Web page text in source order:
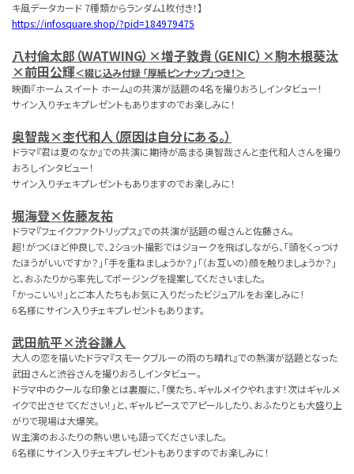
キ風データカード 7種類からランダム1枚付き！】
https://infosquare.shop/?pid=184979475
八村倫太郎（WATWING）×増子敦貴（GENIC）×駒木根葵汰
×前⽥公輝＜綴じ込み付録 「厚紙ピンナップ」つき！＞
映画『ホーム スイート ホーム』の共演が話題の4名を撮りおろしインタビュー！
サイン入りチェキプレゼントもありますのでお楽しみに！
奥智哉×杢代和人（原因は自分にある。）
ドラマ『君は夏のなか』での共演に期待が高まる奥智哉さんと杢代和人さんを撮り
おろしインタビュー！
サイン入りチェキプレゼントもありますのでお楽しみに！
堀海登×佐藤友祐
ドラマ『フェイクファクトリップス』での共演が話題の堀さんと佐藤さん。
超！がつくほど仲良しで、2ショット撮影ではジョークを飛ばしながら、「頭をくっつけ
たほうがいいですか？」「手を重ねましょうか？」「（お互いの）顔を触りましょうか？」
と、おふたりから率先してポージングを提案してくださいました。
「かっこいい！」とご本人たちもお気に入りだったビジュアルをお楽しみに！
6名様にサイン入りチェキプレゼントもあります。
武田航平×渋谷謙人
大人の恋を描いたドラマ『スモークブルーの雨のち晴れ』での熱演が話題となった
武田さんと渋谷さんを撮りおろしインタビュー。
ドラマ中のクールな印象とは裏腹に、「僕たち、ギャルメイクやれます！次はギャルメ
イクで出させてください！」と、ギャルピースでアピールしたり、おふたりとも大盛り上
がりで現場は大爆笑。
W主演のおふたりの熱い思いも語ってくださいました。
6名様にサイン入りチェキプレゼントもありますのでお楽しみに！